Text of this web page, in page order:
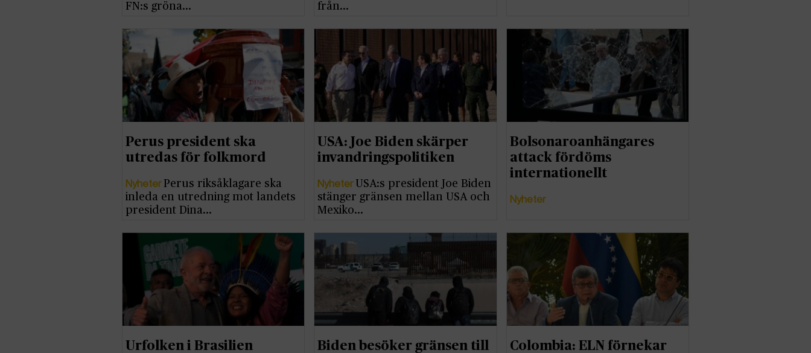
FN:s gröna…
från…
Perus president ska
utredas för folkmord
Nyheter Perus riksåklagare ska
inleda en utredning mot landets
president Dina…
USA: Joe Biden skärper
invandringspolitiken
Nyheter USA:s president Joe Biden
stänger gränsen mellan USA och
Mexiko…
Bolsonaroanhängares
attack fördöms
internationellt
Nyheter
Urfolken i Brasilien
Biden besöker gränsen till
Colombia: ELN förnekar